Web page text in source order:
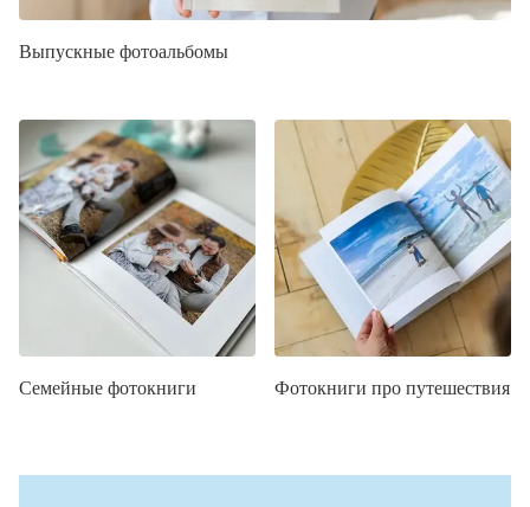
Выпускные фотоальбомы
Семейные фотокниги Фотокниги про путешествия